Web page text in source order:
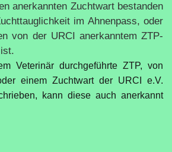
anerkannten Zuchtwart bestanden
im Ahnenpass, oder
von der URCI anerkanntem ZTP-
Veterinär durchgeführte ZTP, von
einem Zuchtwart der URCI e.V.
kann diese auch anerkannt